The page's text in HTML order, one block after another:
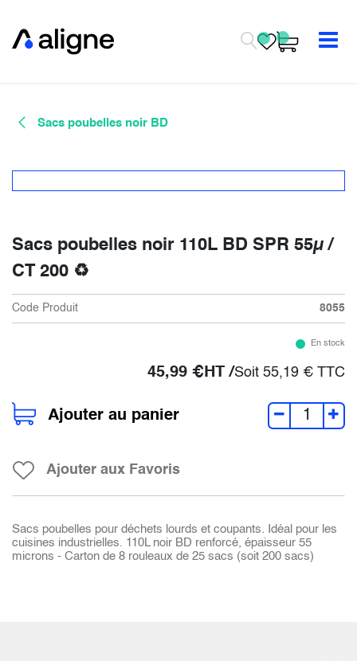
Sacs poubelles noir BD
Sacs poubelles noir 110L BD SPR 55µ /
CT 200 ♻
Code Produit 8055
En stock
45,99 €HT /Soit 55,19 € TTC
Ajouter au panier
Ajouter aux Favoris
Sacs poubelles pour déchets lourds et coupants. Idéal pour les
cuisines industrielles. 110L noir BD renforcé, épaisseur 55
microns - Carton de 8 rouleaux de 25 sacs (soit 200 sacs)